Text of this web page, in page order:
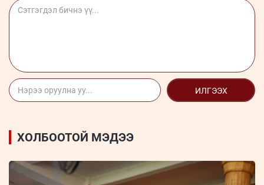
ИЛГЭЭХ
ХОЛБООТОЙ МЭДЭЭ